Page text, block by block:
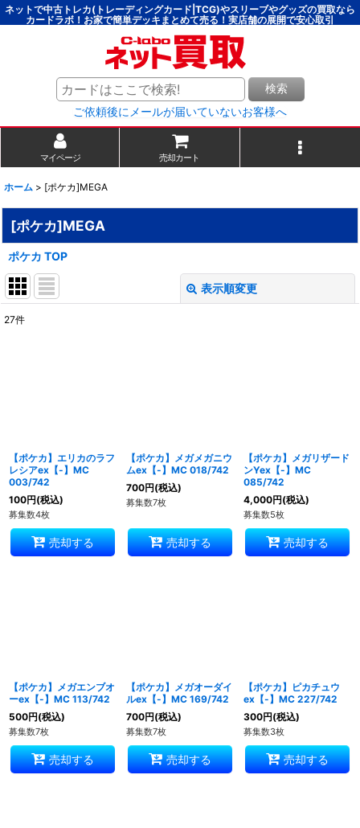
ネットで中古トレカ(トレーディングカード|TCG)やスリーブやグッズの買取なら
カードラボ！お家で簡単デッキまとめて売る！実店舗の展開で安心取引
検索
ご依頼後にメールが届いていないお客様へ
マイページ 売却カート
ホーム > [ポケカ]MEGA
[ポケカ]MEGA
ポケカ TOP
表示順変更
27件
【ポケカ】エリカのラフ
レシアex【-】MC
003/742
100円(税込)
募集数4枚
売却する
【ポケカ】メガメガニウ
ムex【-】MC 018/742
700円(税込)
募集数7枚
売却する
【ポケカ】メガリザード
ンYex【-】MC
085/742
4,000円(税込)
募集数5枚
売却する
【ポケカ】メガエンブオ
ーex【-】MC 113/742
500円(税込)
募集数7枚
売却する
【ポケカ】メガオーダイ
ルex【-】MC 169/742
700円(税込)
募集数7枚
売却する
【ポケカ】ピカチュウ
ex【-】MC 227/742
300円(税込)
募集数3枚
売却する